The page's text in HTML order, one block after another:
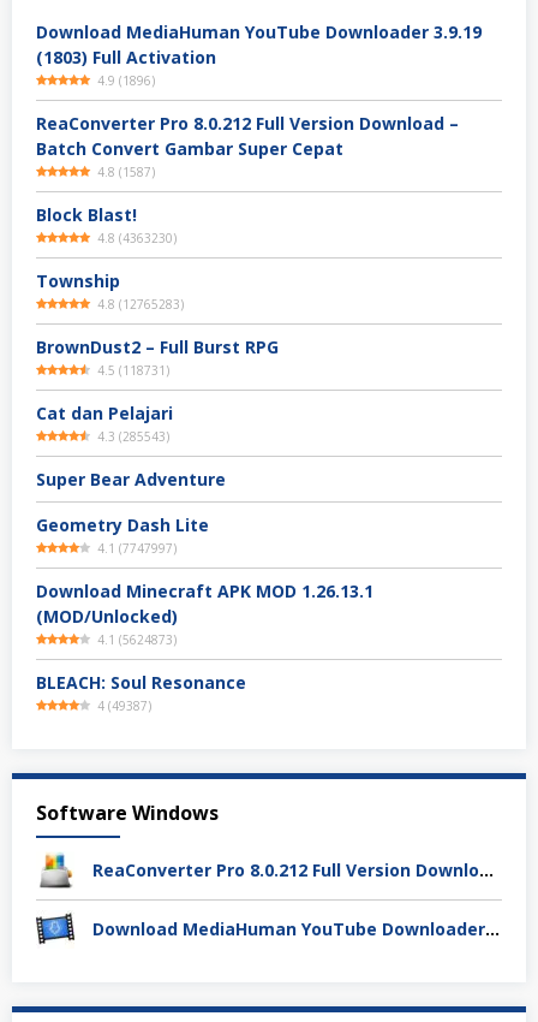
Download MediaHuman YouTube Downloader 3.9.19
(1803) Full Activation
4.9 (1896)
ReaConverter Pro 8.0.212 Full Version Download –
Batch Convert Gambar Super Cepat
4.8 (1587)
Block Blast!
4.8 (4363230)
Township
4.8 (12765283)
BrownDust2 – Full Burst RPG
4.5 (118731 )
Cat dan Pelajari
4.3 (285543)
Super Bear Adventure
Geometry Dash Lite
4.1 (7747997)
Download Minecraft APK MOD 1.26.13.1
(MOD/Unlocked)
4.1 (5624873)
BLEACH: Soul Resonance
4 (49387)
Software Windows
ReaConverter Pro 8.0.212 Full Version Download – Batch Convert Gambar Super Cepat
Download MediaHuman YouTube Downloader 3.9.19 (1803) Full Activation